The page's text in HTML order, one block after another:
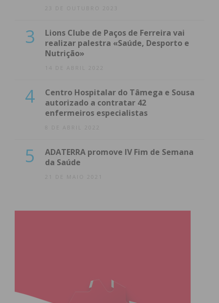
23 DE OUTUBRO 2023
3
Lions Clube de Paços de Ferreira vai
realizar palestra «Saúde, Desporto e
Nutrição»
14 DE ABRIL 2022
4
Centro Hospitalar do Tâmega e Sousa
autorizado a contratar 42
enfermeiros especialistas
8 DE ABRIL 2022
5
ADATERRA promove IV Fim de Semana
da Saúde
21 DE MAIO 2021